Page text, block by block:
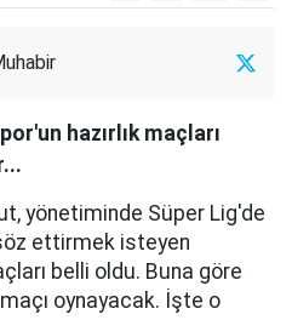
hazırlık maçları
yönetiminde Süper Lig'de
ettirmek isteyen
belli oldu. Buna göre
maçı oynayacak. İşte o